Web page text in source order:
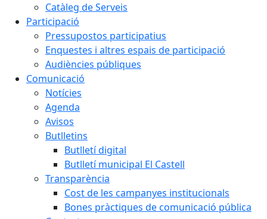
Catàleg de Serveis
Participació
Pressupostos participatius
Enquestes i altres espais de participació
Audiències públiques
Comunicació
Notícies
Agenda
Avisos
Butlletins
Butlletí digital
Butlletí municipal El Castell
Transparència
Cost de les campanyes institucionals
Bones pràctiques de comunicació pública